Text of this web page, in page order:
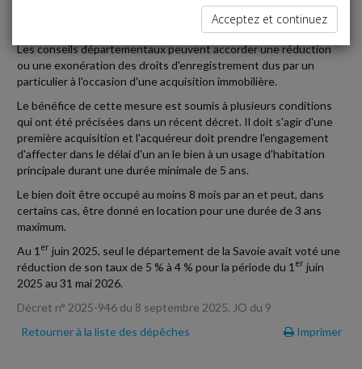
PREMIÈRE ACQUISITION IMMOBILIÈRE
Les conseils départementaux peuvent accorder une réduction
ou une exonération des droits d'enregistrement dus par un
particulier à l'occasion d'une acquisition immobilière.
Le bénéfice de cette mesure est soumis à plusieurs conditions
qui ont été précisées dans un récent décret. Il doit s'agir d'une
première acquisition et l'acquéreur doit prendre l'engagement
d'affecter dans le délai d'un an le bien à un usage d'habitation
principale durant une durée minimale de 5 ans.
Le bien doit être occupé au moins 8 mois par an et peut, dans
certains cas, être donné en location pour une durée de 3 ans
maximum.
Au 1 er juin 2025, seul le département de la Savoie avait voté une
réduction de son taux de 5 % à 4 % pour la période du 1 er juin
2025 au 31 mai 2026.
Décret n° 2025-946 du 8 septembre 2025, JO du 9
Retourner à la liste des dépêches
Imprimer
Acceptez et continuez